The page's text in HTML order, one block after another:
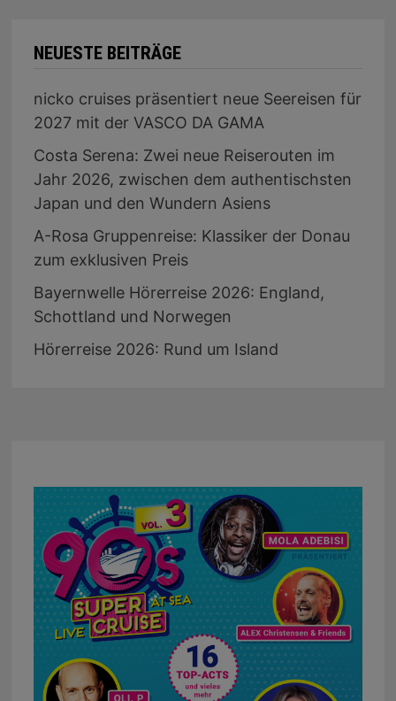
NEUESTE BEITRÄGE
nicko cruises präsentiert neue Seereisen für
2027 mit der VASCO DA GAMA
Costa Serena: Zwei neue Reiserouten im
Jahr 2026, zwischen dem authentischsten
Japan und den Wundern Asiens
A-Rosa Gruppenreise: Klassiker der Donau
zum exklusiven Preis
Bayernwelle Hörerreise 2026: England,
Schottland und Norwegen
Hörerreise 2026: Rund um Island